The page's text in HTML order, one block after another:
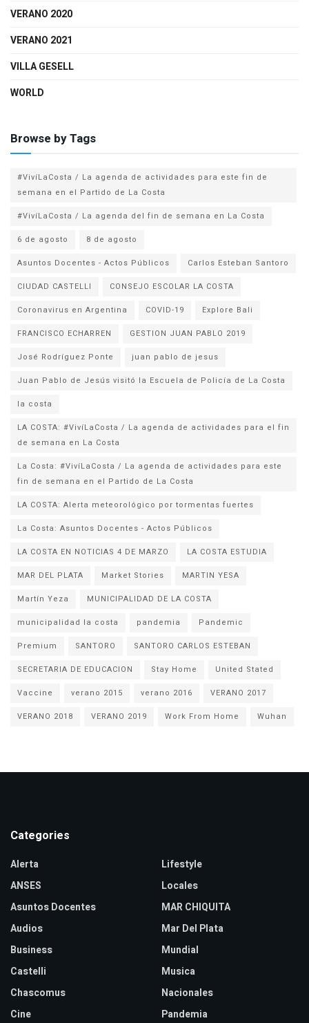
VERANO 2020
VERANO 2021
VILLA GESELL
WORLD
Browse by Tags
#VivíLaCosta / La agenda de actividades para este fin de
semana en el Partido de La Costa
#VivíLaCosta / La agenda del fin de semana en La Costa
6 de agosto
8 de agosto
Asuntos Docentes - Actos Públicos
Carlos Esteban Santoro
CIUDAD CASTELLI
CONSEJO ESCOLAR LA COSTA
Coronavirus en Argentina
COVID-19
Explore Bali
FRANCISCO ECHARREN
GESTION JUAN PABLO 2019
José Rodríguez Ponte
juan pablo de jesus
la costa
LA COSTA: #VivíLaCosta / La agenda de actividades para el fin
de semana en La Costa
La Costa: #VivíLaCosta / La agenda de actividades para este
fin de semana en el Partido de La Costa
LA COSTA: Alerta meteorológico por tormentas fuertes
La Costa: Asuntos Docentes - Actos Públicos
LA COSTA EN NOTICIAS 4 DE MARZO
LA COSTA ESTUDIA
MAR DEL PLATA
Market Stories
MARTIN YESA
Martín Yeza
MUNICIPALIDAD DE LA COSTA
municipalidad la costa
pandemia
Pandemic
Premium
SANTORO
SANTORO CARLOS ESTEBAN
SECRETARIA DE EDUCACION
Stay Home
United Stated
Vaccine
verano 2015 verano 2016
VERANO 2017
VERANO 2018
VERANO 2019 Work From Home Wuhan
Categories
Alerta
ANSES
Asuntos Docentes
Audios
Business
Castelli
Chascomus
Cine
Lifestyle
Locales
MAR CHIQUITA
Mar Del Plata
Mundial
Musica
Nacionales
Pandemia